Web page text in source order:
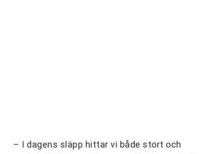
– I dagens släpp hittar vi både stort och